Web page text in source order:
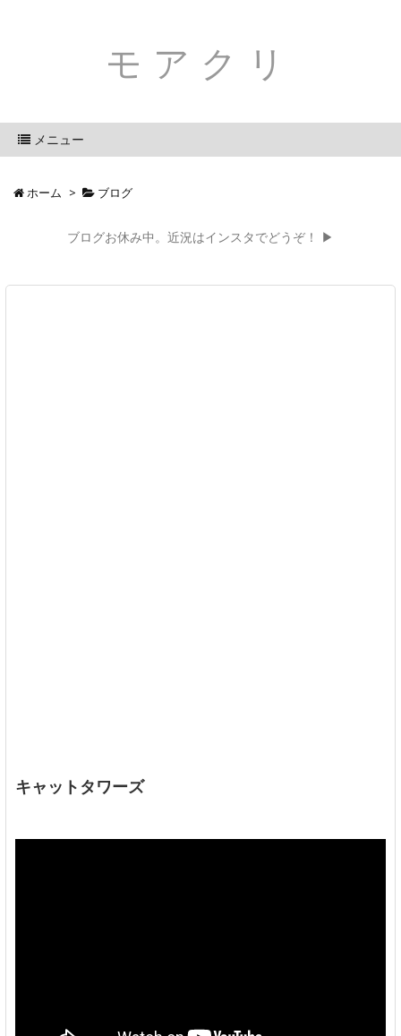
モアクリ
メニュー
ホーム > ブログ
ブログお休み中。近況はインスタでどうぞ！ ▶
キャットタワーズ